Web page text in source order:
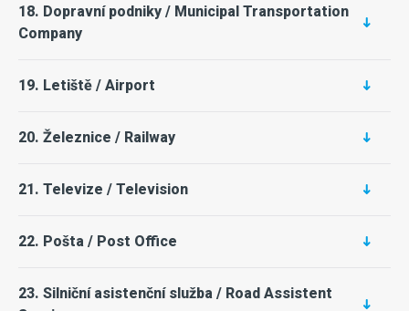
18. Dopravní podniky / Municipal Transportation
Company
19. Letiště / Airport
20. Železnice / Railway
21. Televize / Television
22. Pošta / Post Office
23. Silniční asistenční služba / Road Assistent